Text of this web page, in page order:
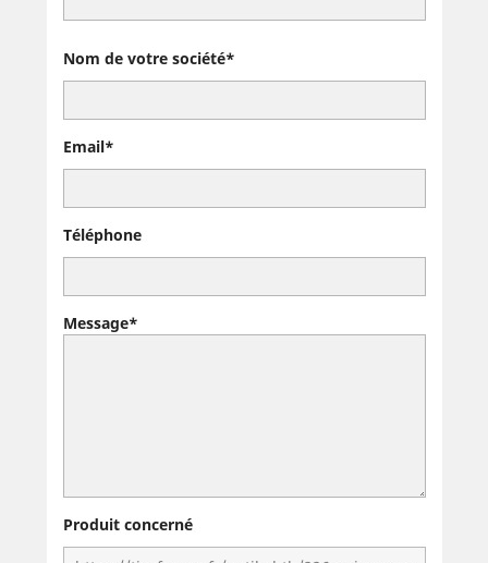
Nom de votre société*
Email*
Téléphone
Message*
Produit concerné